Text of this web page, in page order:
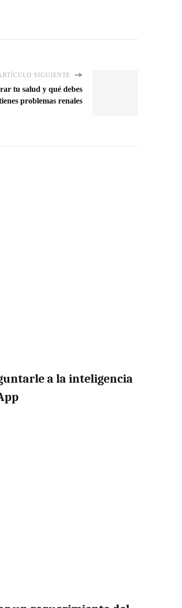
SIGUIENTE
tu salud y qué debes
problemas renales
a la inteligencia